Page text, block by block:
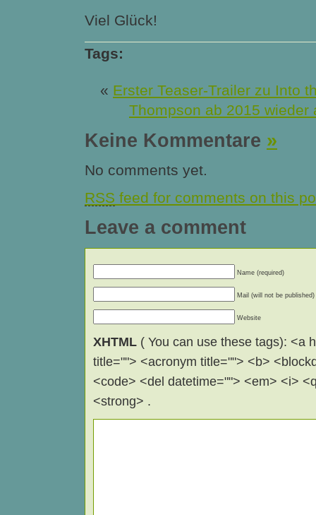
Viel Glück!
Tags:
« Erster Teaser-Trailer zu Into
Thompson ab 2015 wieder
Keine Kommentare »
No comments yet.
RSS feed for comments on this
Leave a comment
Name (required)
Mail (will not be published)
Website
XHTML ( You can use these tags): <a
title=""> <acronym title=""> <b>
<code> <del datetime=""> <em> <i>
<strong> .